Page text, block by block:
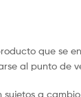
que se
al punto de
sujetos a